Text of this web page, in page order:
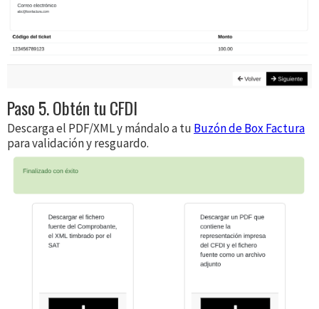
Paso 5. Obtén tu CFDI
Descarga el PDF/XML y mándalo a tu Buzón de Box Factura
para validación y resguardo.